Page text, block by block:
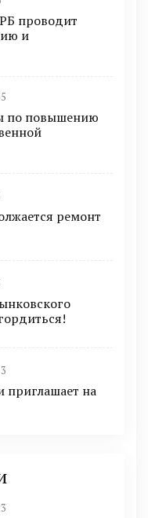
проводит
и
по повышению
ремонт
на